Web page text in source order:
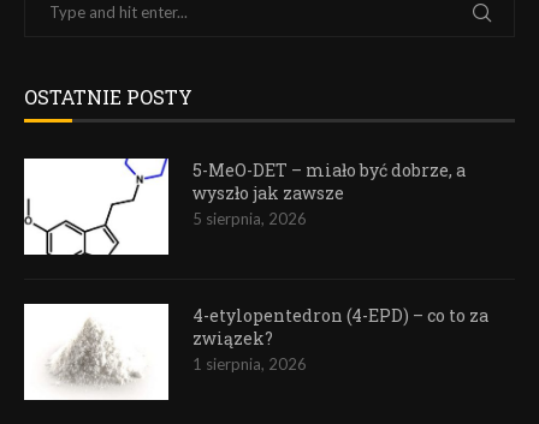
OSTATNIE POSTY
5-MeO-DET – miało być dobrze, a
wyszło jak zawsze
5 sierpnia, 2026
4-etylopentedron (4-EPD) – co to za
związek?
1 sierpnia, 2026